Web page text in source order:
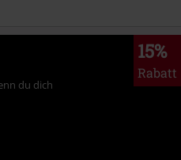
15%
Rabatt
du dich